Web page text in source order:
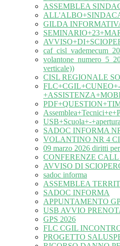
ASSEMBLEA
GILDA
verticale))
CISL REGIONALE
FLC+CGIL+CUNEO+-
USB+Scuola+-
SADOC INFORMA
VOLANTINO NR 4
09 marzo 2026 diritti
CONFERENZE
AVVISO DI
sadoc informa
ASSEMBLEA
SADOC INFORMA
APPUNTAMENTO
USB AVVIO
GPS 2026
FLC CGIL
PROGETTO